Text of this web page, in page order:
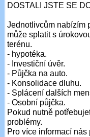
DOSTALI JSTE SE
Jednotlivcům nabízím
může splatit s
terénu.
- hypotéka.
- Investiční úvěr.
- Půjčka na auto.
- Konsolidace dluhu.
- Splácení dalších
- Osobní půjčka.
Pokud nutně
problémy.
Pro více informací nás